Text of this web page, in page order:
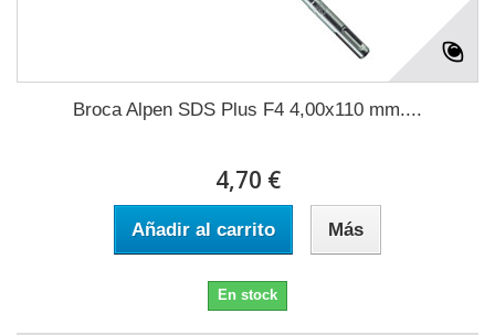
Broca Alpen SDS Plus F4 4,00x110 mm....
4,70 €
Añadir al carrito Más
En stock